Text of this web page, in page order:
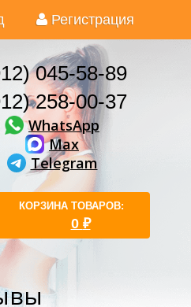
Регистрация
045-58-89
258-00-37
WhatsApp
Max
Telegram
КОРЗИНА ТОВАРОВ:
0 ₽